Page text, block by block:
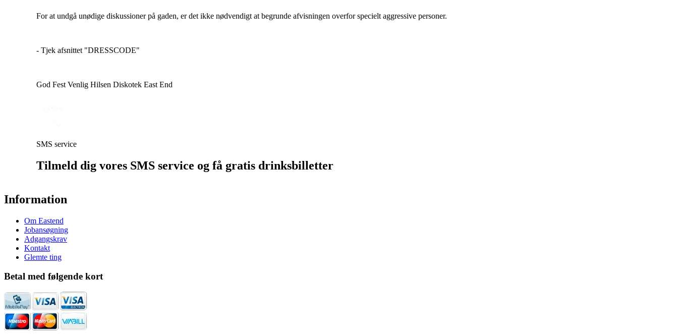
For at undgå unødige diskussioner på gaden, er det ikke nødvendigt at begrunde afvisningen overfor specielt aggressive personer.
- Tjek afsnittet "DRESSCODE"
God Fest Venlig Hilsen Diskotek East End
SMS service
Tilmeld dig vores SMS service og få gratis drinksbilletter
Information
Om Eastend
Jobansøgning
Adgangskrav
Kontakt
Glemte ting
Betal med følgende kort